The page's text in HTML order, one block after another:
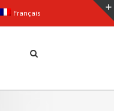
Français